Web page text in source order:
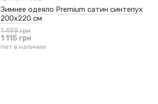
Зимнее одеяло Premium сатин синтепух
200x220 см
1 499 грн
1 115 грн
Нет в наличии